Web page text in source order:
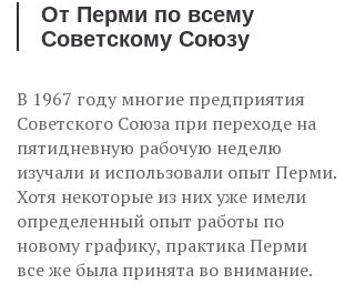
От Перми по всему
Советскому Союзу
В 1967 году многие предприятия
Советского Союза при переходе на
пятидневную рабочую неделю
изучали и использовали опыт Перми.
Хотя некоторые из них уже имели
определенный опыт работы по
новому графику, практика Перми
все же была принята во внимание.